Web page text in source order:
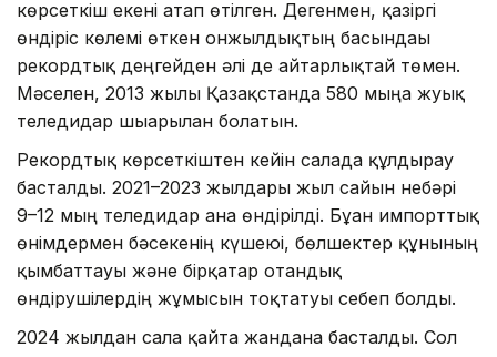
көрсеткіш екені атап өтілген. Дегенмен, қазіргі
өндіріс көлемі өткен онжылдықтың басындағы
рекордтық деңгейден әлі де айтарлықтай төмен.
Мәселен, 2013 жылы Қазақстанда 580 мыңға жуық
теледидар шығарылған болатын.
Рекордтық көрсеткіштен кейін салада құлдырау
басталды. 2021–2023 жылдары жыл сайын небәрі
9–12 мың теледидар ғана өндірілді. Бұған импорттық
өнімдермен бәсекенің күшеюі, бөлшектер құнының
қымбаттауы және бірқатар отандық
өндірушілердің жұмысын тоқтатуы себеп болды.
2024 жылдан сала қайта жандана басталды. Сол